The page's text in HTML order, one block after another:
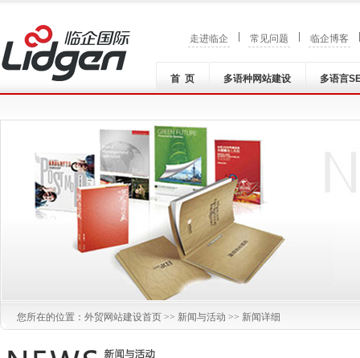
走进临企 常见问题 临企博客
首 页 多语种网站建设 多语言
您所在的位置： 外贸网站建设首页 >> 新闻与活动 >> 新闻详细